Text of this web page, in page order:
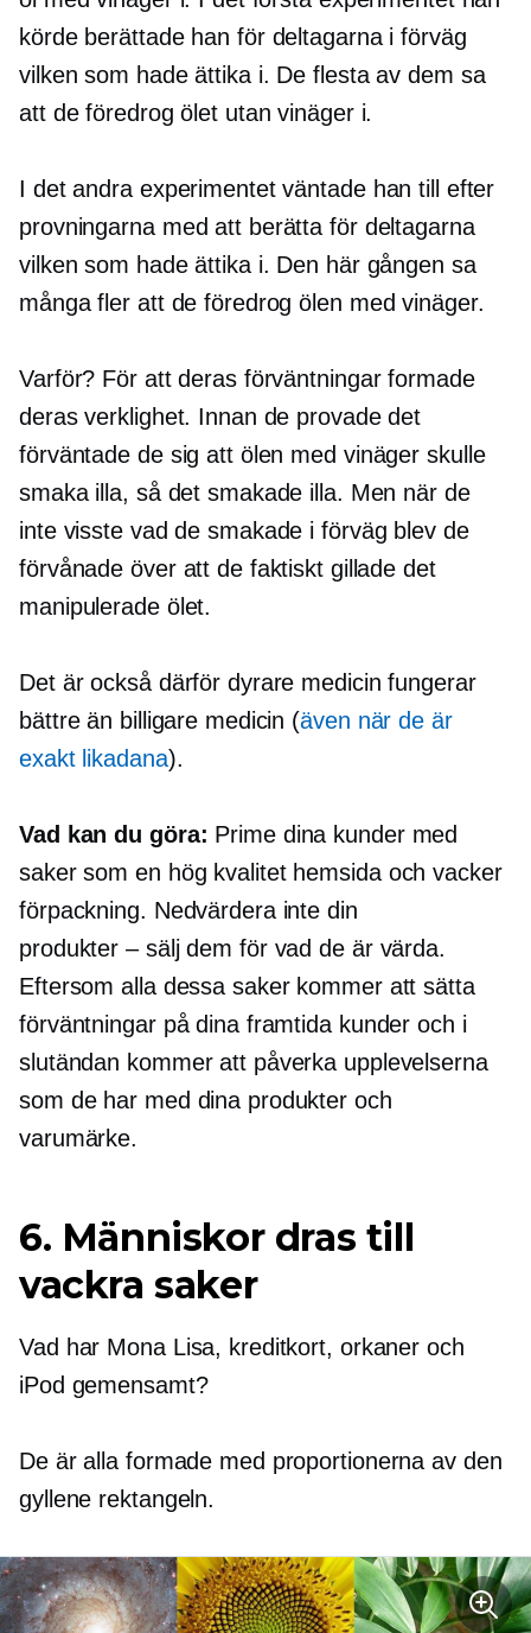
körde berättade han för deltagarna i förväg
vilken som hade ättika i. De flesta av dem sa
att de föredrog ölet utan vinäger i.
I det andra experimentet väntade han till efter
provningarna med att berätta för deltagarna
vilken som hade ättika i. Den här gången sa
många fler att de föredrog ölen med vinäger.
Varför? För att deras förväntningar formade
deras verklighet. Innan de provade det
förväntade de sig att ölen med vinäger skulle
smaka illa, så det smakade illa. Men när de
inte visste vad de smakade i förväg blev de
förvånade över att de faktiskt gillade det
manipulerade ölet.
Det är också därför dyrare medicin fungerar
bättre än billigare medicin (även när de är
exakt likadana).
Vad kan du göra: Prime dina kunder med
saker som en hög kvalitethemsida och vacker
förpackning. Nedvärdera inte din
produkter – säljdem för vad de är värda.
Eftersom alla dessa saker kommer att sätta
förväntningar på dina framtida kunder och i
slutändan kommer att påverka upplevelserna
som de har med dina produkter och
varumärke.
6. Människor dras till
vackra saker
Vad har Mona Lisa, kreditkort, orkaner och
iPod gemensamt?
De är alla formade med proportionerna av den
gyllene rektangeln.